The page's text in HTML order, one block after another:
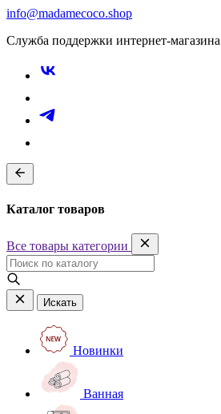
info@madamecoco.shop
Служба поддержки интернет-магазина
Каталог товаров
Все товары категории
Искать
Новинки
Ванная